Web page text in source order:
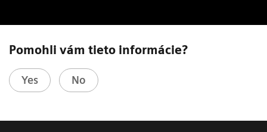
Pomohli vám tieto informácie?
Yes No